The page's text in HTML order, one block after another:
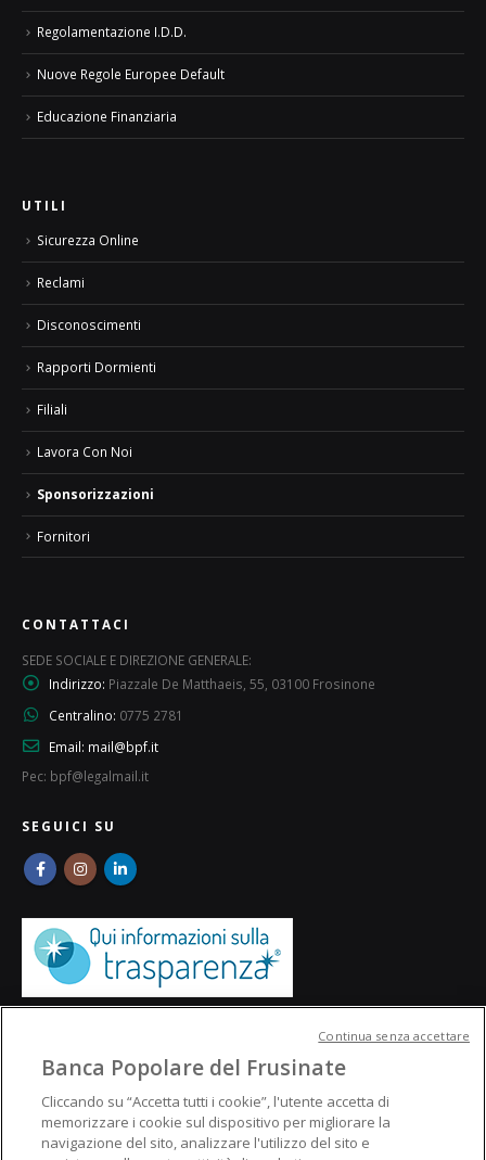
Regolamentazione I.D.D.
Nuove Regole Europee Default
Educazione Finanziaria
UTILI
Sicurezza Online
Reclami
Disconoscimenti
Rapporti Dormienti
Filiali
Lavora Con Noi
Sponsorizzazioni
Fornitori
CONTATTACI
SEDE SOCIALE E DIREZIONE GENERALE:
Indirizzo: Piazzale De Matthaeis, 55, 03100 Frosinone
Centralino: 0775 2781
Email: mail@bpf.it
Pec: bpf@legalmail.it
SEGUICI SU
Banca Popolare del Frusinate
Cliccando su “Accetta tutti i cookie”, l'utente accetta di
memorizzare i cookie sul dispositivo per migliorare la
navigazione del sito, analizzare l'utilizzo del sito e
Continua senza accettare